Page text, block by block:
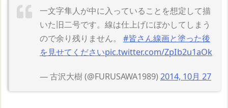
一文字隼人が中に入っていることを想定して描
いた旧二号です。線は仕上げにぼかしてしまう
ので余り残りません。 #皆さん線画と塗った後
を見せてくださいpic.twitter.com/ZpIb2u1aOk
— 古沢大樹 (@FURUSAWA1989)2014, 10月 27